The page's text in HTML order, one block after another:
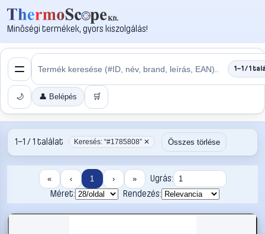
Minőségi termékek, gyors kiszolgálás!
1–1 / 1
🌙 👤 Belépés 🛒
1–1 / 1 találat Keresés: “#1785808” ✕ Összes törlése
« ‹ 1 › »
Ugrás:
Méret:
Rendezés: